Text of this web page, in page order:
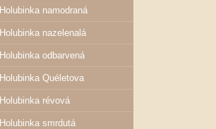
Holubinka namodraná
Holubinka nazelenalá
Holubinka odbarvená
Holubinka Quéletova
Holubinka révová
Holubinka smrdutá